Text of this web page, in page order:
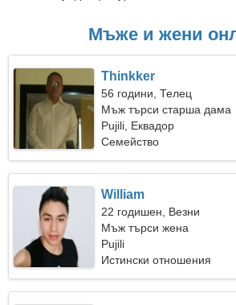
Мъже и жени
Thinkker
56 години, Телец
Мъж търси старша дама
Pujili, Еквадор
Семейство
William
22 годишен, Везни
Мъж търси жена
Pujili
Истински отношения